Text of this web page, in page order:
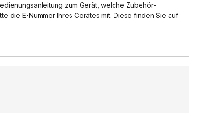
zum Gerät, welche Zubehör-
die E-Nummer Ihres Gerätes mit. Diese finden Sie auf